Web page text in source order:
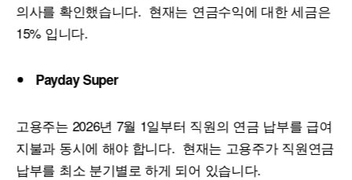
의사를 확인했습니다. 현재는 연금수익에 대한 세금은
15% 입니다.
Payday Super
고용주는 2026년 7월 1일부터 직원의 연금 납부를 급여
지불과 동시에 해야 합니다. 현재는 고용주가 직원연금
납부를 최소 분기별로 하게 되어 있습니다.